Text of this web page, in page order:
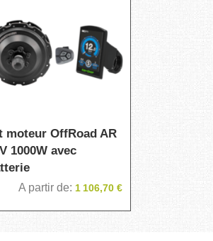
moteur OffRoad AR
1000W avec
A partir de 1 106,70 €